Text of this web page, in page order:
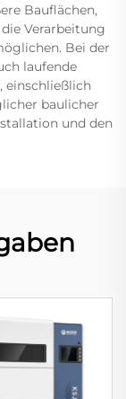
Bauflächen,
Verarbeitung
Bei der
laufende
einschließlich
baulicher
und den